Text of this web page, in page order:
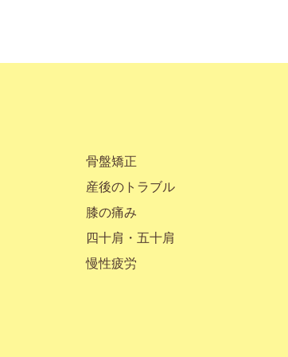
骨盤矯正
産後のトラブル
膝の痛み
四十肩・五十肩
慢性疲労